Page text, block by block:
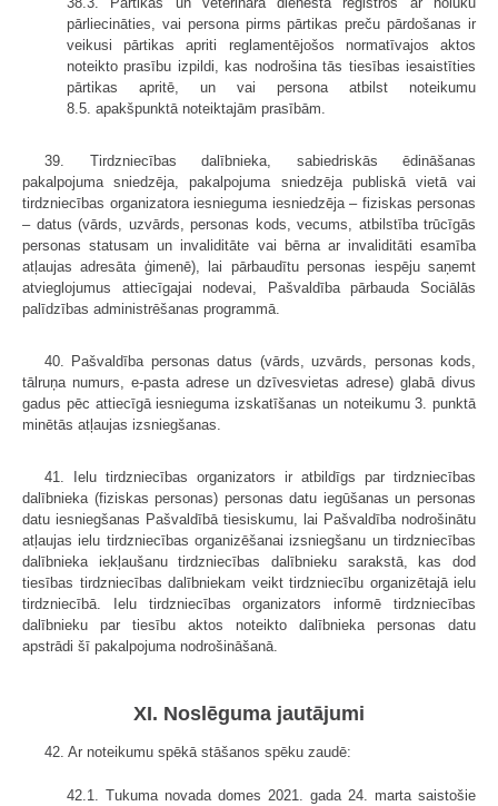
pārliecināties, vai persona pirms pārtikas preču pārdošanas ir
veikusi pārtikas apriti reglamentējošos normatīvajos aktos
noteikto prasību izpildi, kas nodrošina tās tiesības iesaistīties
pārtikas apritē, un vai persona atbilst noteikumu
8.5. apakšpunktā noteiktajām prasībām.
39. Tirdzniecības dalībnieka, sabiedriskās ēdināšanas
pakalpojuma sniedzēja, pakalpojuma sniedzēja publiskā vietā vai
tirdzniecības organizatora iesnieguma iesniedzēja – fiziskas personas
– datus (vārds, uzvārds, personas kods, vecums, atbilstība trūcīgās
personas statusam un invaliditāte vai bērna ar invaliditāti esamība
atļaujas adresāta ģimenē), lai pārbaudītu personas iespēju saņemt
atvieglojumus attiecīgajai nodevai, Pašvaldība pārbauda Sociālās
palīdzības administrēšanas programmā.
40. Pašvaldība personas datus (vārds, uzvārds, personas kods,
tālruņa numurs, e-pasta adrese un dzīvesvietas adrese) glabā divus
gadus pēc attiecīgā iesnieguma izskatīšanas un noteikumu 3. punktā
minētās atļaujas izsniegšanas.
41. Ielu tirdzniecības organizators ir atbildīgs par tirdzniecības
dalībnieka (fiziskas personas) personas datu iegūšanas un personas
datu iesniegšanas Pašvaldībā tiesiskumu, lai Pašvaldība nodrošinātu
atļaujas ielu tirdzniecības organizēšanai izsniegšanu un tirdzniecības
dalībnieka iekļaušanu tirdzniecības dalībnieku sarakstā, kas dod
tiesības tirdzniecības dalībniekam veikt tirdzniecību organizētajā ielu
tirdzniecībā. Ielu tirdzniecības organizators informē tirdzniecības
dalībnieku par tiesību aktos noteikto dalībnieka personas datu
apstrādi šī pakalpojuma nodrošināšanā.
XI. Noslēguma jautājumi
42. Ar noteikumu spēkā stāšanos spēku zaudē:
42.1. Tukuma novada domes 2021. gada 24. marta saistošie